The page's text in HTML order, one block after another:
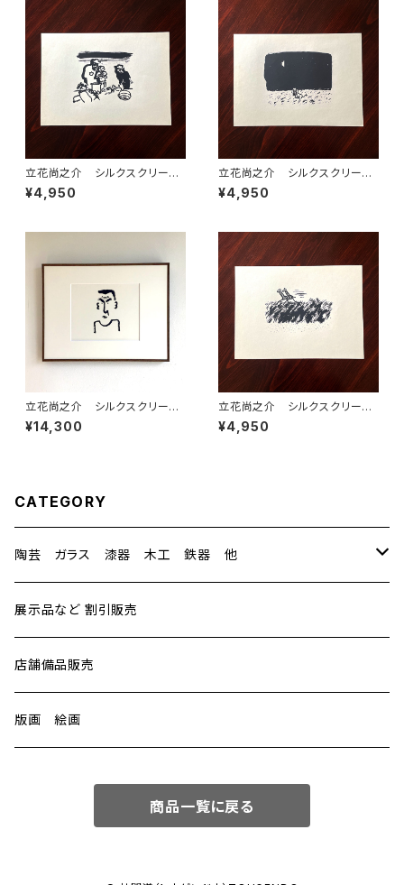
立花尚之介 シルクスクリー
ン 連作のうち⑫ 額装なし
¥4,950
立花尚之介 シルクスクリー
ン 連作のうち⑬ 額装なし
¥4,950
立花尚之介 シルクスクリー
ン 連作のうち⑪ 額装あり
¥14,300
立花尚之介 シルクスクリー
ン 連作のうち⑧ 額装なし
¥4,950
CATEGORY
陶芸 ガラス 漆器 木工 鉄器 他
陶芸
中里隆（ナカザト タカシ）
中里太亀（ナカザト タキ）
ガラス
谷道 和博（タニミチ カズヒロ）
漆器
浄法寺漆器（ジョウホウジシッキ）
展示品など 割引販売
店舗備品販売
版画 絵画
商品一覧に戻る